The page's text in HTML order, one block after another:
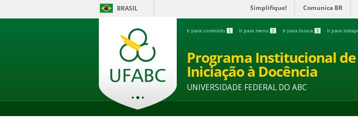
BRASIL Simplifique! Comunica BR
Ir para conteúdo 1 Ir para menu 2 Ir para busca 3 Ir para
Programa Institucional de
Iniciação à Docência
UNIVERSIDADE FEDERAL DO ABC